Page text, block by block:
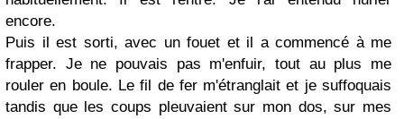
encore.
Puis il est sorti, avec un fouet et il a commencé à me
frapper. Je ne pouvais pas m'enfuir, tout au plus me
rouler en boule. Le fil de fer m'étranglait et je suffoquais
tandis que les coups pleuvaient sur mon dos, sur mes